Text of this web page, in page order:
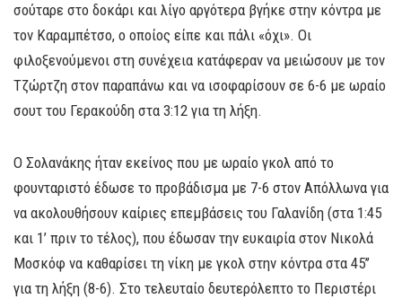
σούταρε στο δοκάρι και λίγο αργότερα βγήκε στην κόντρα με
τον Καραμπέτσο, ο οποίος είπε και πάλι «όχι». Οι
φιλοξενούμενοι στη συνέχεια κατάφεραν να μειώσουν με τον
Τζώρτζη στον παραπάνω και να ισοφαρίσουν σε 6-6 με ωραίο
σουτ του Γερακούδη στα 3:12 για τη λήξη.
Ο Σολανάκης ήταν εκείνος που με ωραίο γκολ από το
φουνταριστό έδωσε το προβάδισμα με 7-6 στον Απόλλωνα για
να ακολουθήσουν καίριες επεμβάσεις του Γαλανίδη (στα 1:45
και 1’ πριν το τέλος), που έδωσαν την ευκαιρία στον Νικολά
Μοσκόφ να καθαρίσει τη νίκη με γκολ στην κόντρα στα 45’’
για τη λήξη (8-6). Στο τελευταίο δευτερόλεπτο το Περιστέρι